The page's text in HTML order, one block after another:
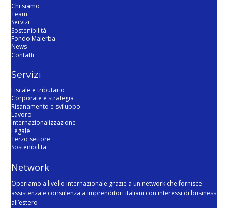
Chi siamo
Team
Servizi
Sostenibilità
Fondo Malerba
News
Contatti
Servizi
Fiscale e tributario
Corporate e strategia
Risanamento e sviluppo
Lavoro
Internazionalizzazione
Legale
Terzo settore
Sostenibilita
Network
Operiamo a livello internazionale grazie a un network che fornisce
assistenza e consulenza a imprenditori italiani con interessi di business
all’estero